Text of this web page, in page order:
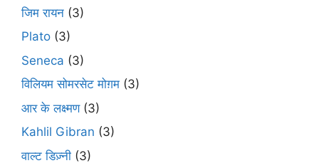
जिम रायन (3)
Plato (3)
Seneca (3)
विलियम सोमरसेट मोग़म (3)
आर के लक्ष्मण(3)
Kahlil Gibran (3)
वाल्ट डिज़्नी (3)